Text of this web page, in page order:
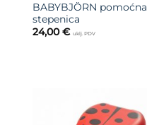
BABYBJÖRN pomoćna
stepenica
24,00€ uklj. PDV